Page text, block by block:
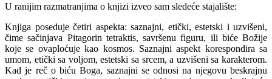
U ranijim razmatranjima o knjizi izveo sam sledeće stajalište:
Knjiga poseduje četiri aspekta: saznajni, etički, estetski i uzvišeni,
čime sačinjava Pitagorin tetraktis, savršenu figuru, ili biće Božije
koje se ovaploćuje kao kosmos. Saznajni aspekt korespondira sa
umom, etički sa voljom, estetski sa srcem, a uzvišeni sa karakterom.
Kad je reč o biću Boga, saznajni se odnosi na njegovu beskrajnu